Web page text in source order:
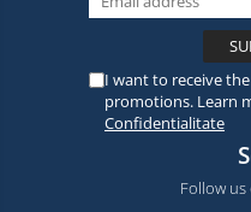
I want to receive
promotions. Learn
Confidentialitate
Follow